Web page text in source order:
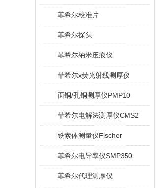
菲希尔校准片
菲希尔探头
菲希尔纳米压痕仪
菲希尔x荧光射线测厚仪
面铜/孔铜测厚仪PMP10
菲希尔电解法测厚仪CMS2
铁素体测量仪Fischer
菲希尔电导率仪SMP350
菲希尔代理测厚仪